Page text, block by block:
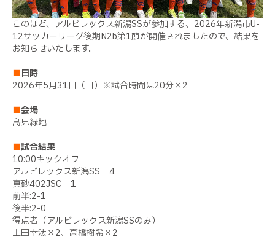
このほど、アルビレックス新潟SSが参加する、2026年新潟市U-
12サッカーリーグ後期N2b第1節が開催されましたので、結果を
お知らせいたします。
■日時
2026年5月31日（日）※試合時間は20分×2
■会場
島見緑地
■試合結果
10:00キックオフ
アルビレックス新潟SS 4
真砂402JSC 1
前半:2-1
後半:2-0
得点者（アルビレックス新潟SSのみ）
上田幸汰×2、高橋樹希×2